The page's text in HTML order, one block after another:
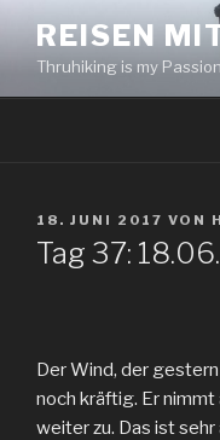
Inhalt
springen
REISEN
Thruhiking is my
VERÖFFENTLICHT
AM
18. JUNI 2017 VON
Tag 37:
Der Wind, der
noch kräftig. Er
weiter zu. Das ist